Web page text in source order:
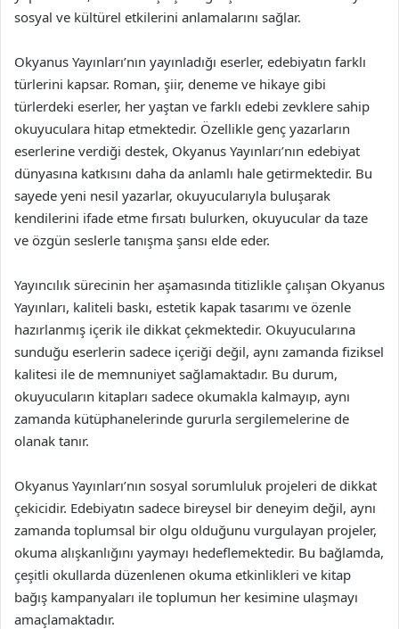
sosyal ve kültürel etkilerini anlamalarını sağlar.
Okyanus Yayınları’nın yayınladığı eserler, edebiyatın farklı
türlerini kapsar. Roman, şiir, deneme ve hikaye gibi
türlerdeki eserler, her yaştan ve farklı edebi zevklere sahip
okuyuculara hitap etmektedir. Özellikle genç yazarların
eserlerine verdiği destek, Okyanus Yayınları’nın edebiyat
dünyasına katkısını daha da anlamlı hale getirmektedir. Bu
sayede yeni nesil yazarlar, okuyucularıyla buluşarak
kendilerini ifade etme fırsatı bulurken, okuyucular da taze
ve özgün seslerle tanışma şansı elde eder.
Yayıncılık sürecinin her aşamasında titizlikle çalışan Okyanus
Yayınları, kaliteli baskı, estetik kapak tasarımı ve özenle
hazırlanmış içerik ile dikkat çekmektedir. Okuyucularına
sunduğu eserlerin sadece içeriği değil, aynı zamanda fiziksel
kalitesi ile de memnuniyet sağlamaktadır. Bu durum,
okuyucuların kitapları sadece okumakla kalmayıp, aynı
zamanda kütüphanelerinde gururla sergilemelerine de
olanak tanır.
Okyanus Yayınları’nın sosyal sorumluluk projeleri de dikkat
çekicidir. Edebiyatın sadece bireysel bir deneyim değil, aynı
zamanda toplumsal bir olgu olduğunu vurgulayan projeler,
okuma alışkanlığını yaymayı hedeflemektedir. Bu bağlamda,
çeşitli okullarda düzenlenen okuma etkinlikleri ve kitap
bağış kampanyaları ile toplumun her kesimine ulaşmayı
amaçlamaktadır.